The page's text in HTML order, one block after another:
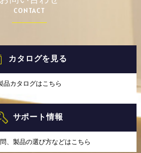
CONTACT
カタログを見る
品カタログはこちら
サポート情報
、製品の選び方などはこちら